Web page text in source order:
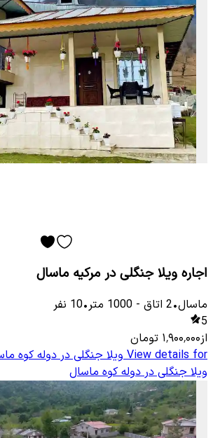
اجاره ویلا جنگلی در مرکیه ماسال
ماسال•
2 اتاق -
1000 متر•
10 نفر
5
از۱٬۹۰۰٬۰۰۰ تومان
View details for ویلا جنگلی در دوله کوه
ویلا جنگلی در دوله کوه ماسال